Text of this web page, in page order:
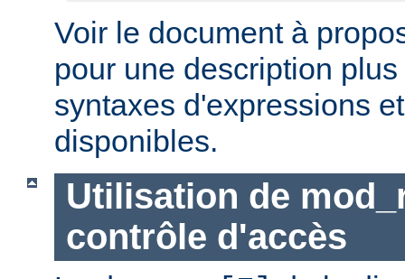
Voir le document à
pour une description
syntaxes d'expressions
disponibles.
Utilisation de
contrôle d'accès